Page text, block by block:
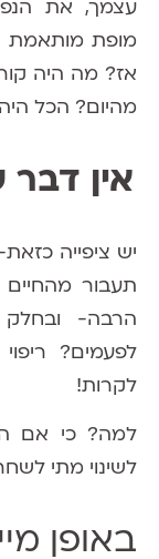
עצמך, את
מופת מותאמת
אז? מה היה
מהיום? הכל
אין
יש ציפייה
תעבור
הרבה- ובחלק
לפעמים?
לקרות!
למה? כי אם
לשינוי מתי
באופן